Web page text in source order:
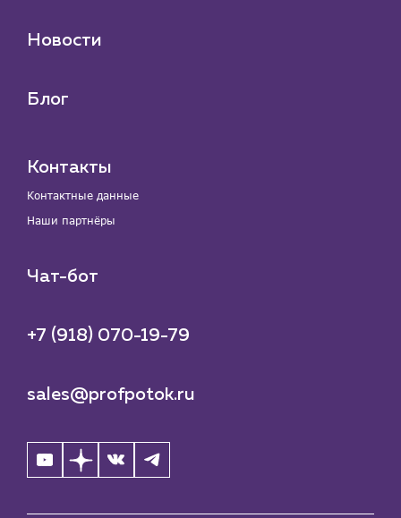
Новости
Блог
Контакты
Контактные данные
Наши партнёры
Чат-бот
+7 (918) 070-19-79
sales@profpotok.ru